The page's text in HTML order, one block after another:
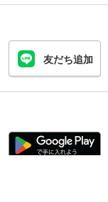
友だち追加